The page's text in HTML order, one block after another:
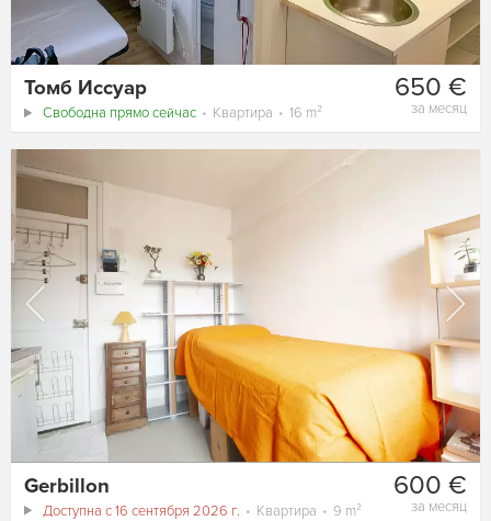
650 €
за месяц
Томб Иссуар
Свободна прямо сейчас Квартира 16 m²
600 €
за месяц
Gerbillon
Доступна с 16 сентября 2026 г. Квартира 9 m²